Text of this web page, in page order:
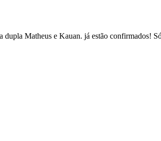
Matheus e Kauan. já estão confirmados!